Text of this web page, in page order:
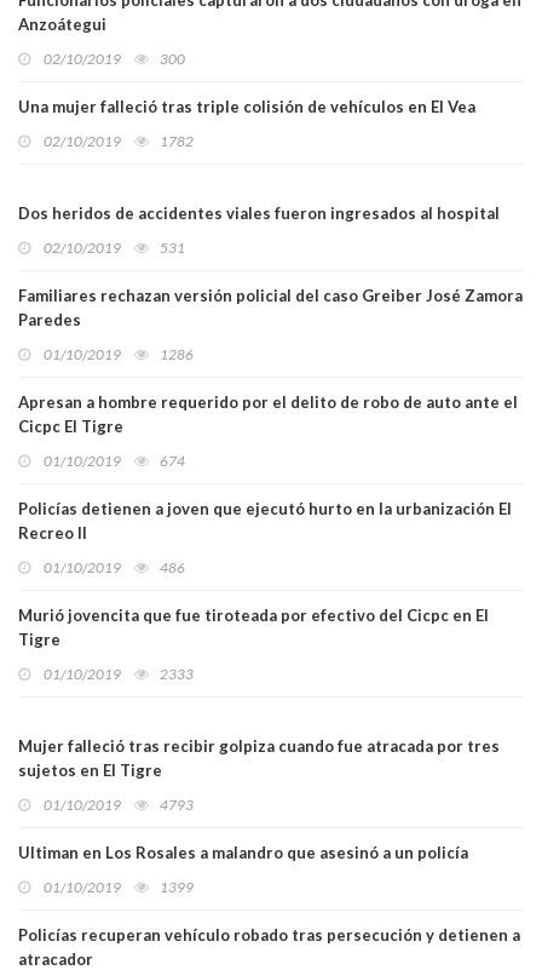
Anzoátegui
02/10/2019 300
Una mujer falleció tras triple colisión de vehículos en El Vea
02/10/2019 1782
Dos heridos de accidentes viales fueron ingresados al hospital
02/10/2019 531
Familiares rechazan versión policial del caso Greiber José Zamora
Paredes
01/10/2019 1286
Apresan a hombre requerido por el delito de robo de auto ante el
Cicpc El Tigre
01/10/2019 674
Policías detienen a joven que ejecutó hurto en la urbanización El
Recreo II
01/10/2019 486
Murió jovencita que fue tiroteada por efectivo del Cicpc en El
Tigre
01/10/2019 2333
Mujer falleció tras recibir golpiza cuando fue atracada por tres
sujetos en El Tigre
01/10/2019 4793
Ultiman en Los Rosales a malandro que asesinó a un policía
01/10/2019 1399
Policías recuperan vehículo robado tras persecución y detienen a
atracador